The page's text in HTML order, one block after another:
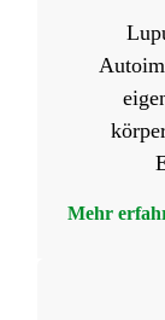
Mehr